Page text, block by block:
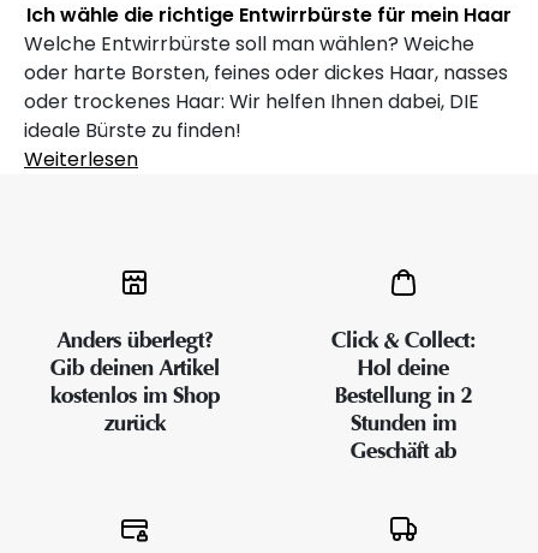
Ich wähle die richtige Entwirrbürste für mein Haar
Welche Entwirrbürste soll man wählen? Weiche
oder harte Borsten, feines oder dickes Haar, nasses
oder trockenes Haar: Wir helfen Ihnen dabei, DIE
ideale Bürste zu finden!
Weiterlesen
Anders überlegt?
Gib deinen Artikel
kostenlos im Shop
zurück
Click & Collect:
Hol deine
Bestellung in 2
Stunden im
Geschäft ab